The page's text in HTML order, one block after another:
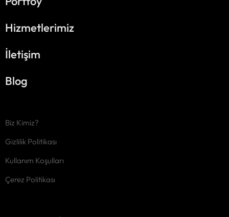
Hizmetlerimiz
İletişim
Blog
Biz Kimiz?
Gizlilik Politikası
Kullanım Koşulları
Çerez Politikası